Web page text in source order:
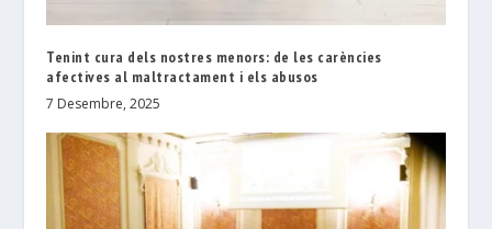
Tenint cura dels nostres menors: de les carències
afectives al maltractament i els abusos
7 Desembre, 2025